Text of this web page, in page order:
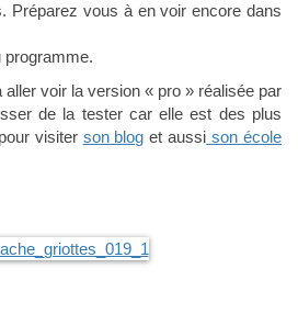
Préparez vous à en voir encore dans
programme.
aller voir la version « pro » réalisée par
de la tester car elle est des plus
visiter son blog et aussi son école